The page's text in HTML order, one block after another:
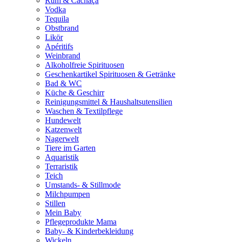
Vodka
Tequila
Obstbrand
Likör
Apéritifs
Weinbrand
Alkoholfreie Spirituosen
Geschenkartikel Spirituosen & Getränke
Bad & WC
Küche & Geschirr
Reinigungsmittel & Haushaltsutensilien
Waschen & Textilpflege
Hundewelt
Katzenwelt
Nagerwelt
Tiere im Garten
Aquaristik
Terraristik
Teich
Umstands- & Stillmode
Milchpumpen
Stillen
Mein Baby
Pflegeprodukte Mama
Baby- & Kinderbekleidung
Wickeln